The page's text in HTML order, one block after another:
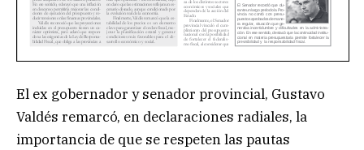
El ex gobernador y senador provincial, Gustavo
Valdés remarcó, en declaraciones radiales, la
importancia de que se respeten las pautas